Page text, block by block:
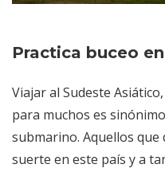
Practica buceo
Viajar al Sudeste
para muchos es
submarino. Aquellos
suerte en este país y a